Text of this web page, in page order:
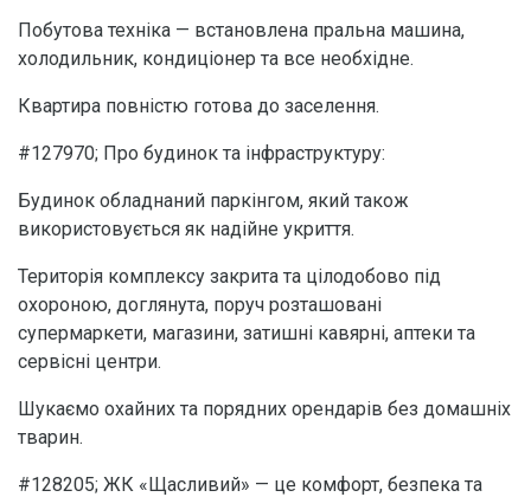
Побутова техніка — встановлена пральна машина,
холодильник, кондиціонер та все необхідне.
Квартира повністю готова до заселення.
#127970; Про будинок та інфраструктуру:
Будинок обладнаний паркінгом, який також
використовується як надійне укриття.
Територія комплексу закрита та цілодобово під
охороною, доглянута, поруч розташовані
супермаркети, магазини, затишні кавярні, аптеки та
сервісні центри.
Шукаємо охайних та порядних орендарів без домашніх
тварин.
#128205; ЖК «Щасливий» — це комфорт, безпека та